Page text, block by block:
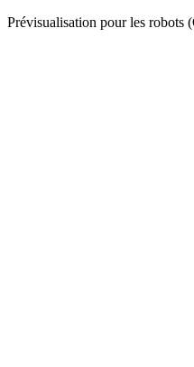
Prévisualisation pour les robots